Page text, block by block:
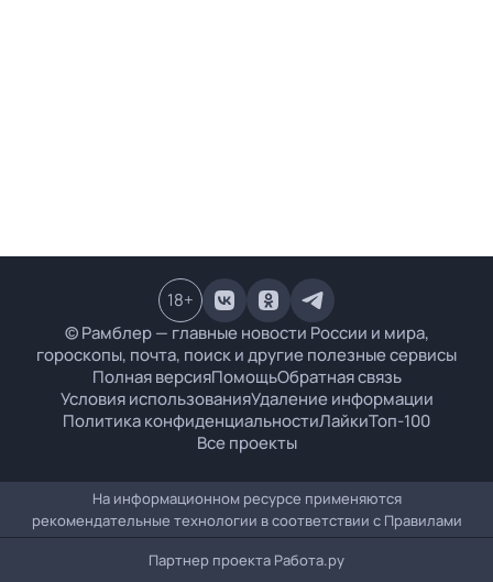
© Рамблер — главные новости России и мира,
гороскопы, почта, поиск и другие полезные сервисы
Полная версияПомощьОбратная связь
Условия использованияУдаление информации
Политика конфиденциальностиЛайкиТоп-100
Все проекты
18+
На информационном ресурсе применяются
рекомендательные технологии в соответствии с Правилами
Партнер проекта Работа.ру